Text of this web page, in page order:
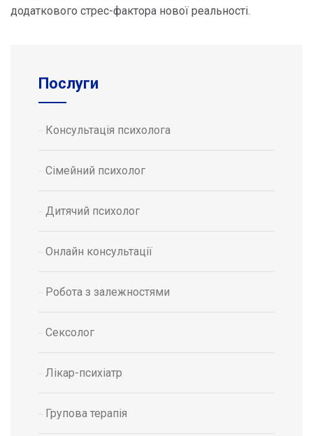
Послуги
Консультація психолога
Сімейний психолог
Дитячий психолог
Онлайн консультації
Робота з залежностями
Сексолог
Лікар-психіатр
Групова терапія
додаткового стрес-фактора нової реальності.